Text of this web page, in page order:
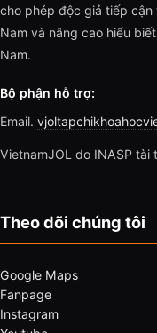
cho phép độc giả tiếp
Nam và nâng cao hiểu
Nam.
Bộ phận hỗ trợ:
Email.
VietnamJOL do INASP tài
Theo dõi chúng tôi
Google Maps
Fanpage
Instagram